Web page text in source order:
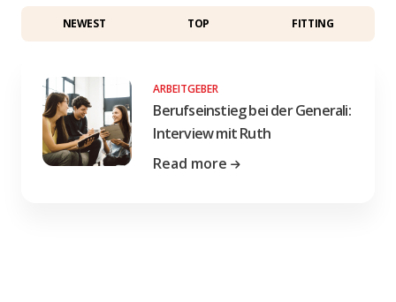
NEWEST TOP FITTING
ARBEITGEBER
Berufseinstieg bei der Generali:
Interview mit Ruth
Read more